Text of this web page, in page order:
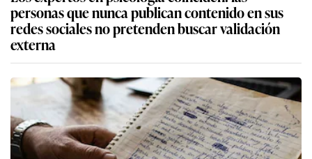
personas que nunca publican contenido en sus
redes sociales no pretenden buscar validación
externa